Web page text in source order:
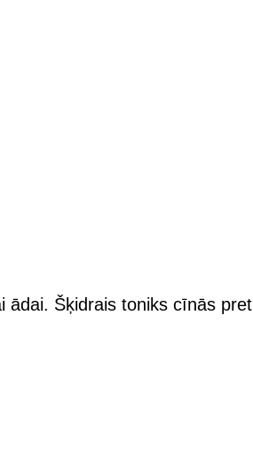
ādai. Šķidrais toniks cīnās pret